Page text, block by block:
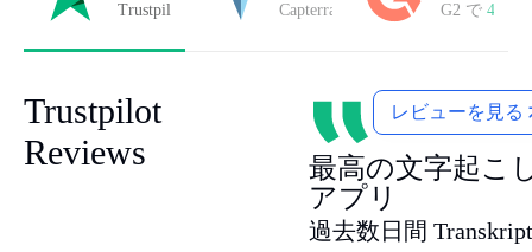
Trustpilot で 4.8/5の評価Capterra で 4.8/5の評価G2 で 4.7/5
Trustpilot
Reviews
レビューを見る
最高の文字起こ
アプリ
過去数日間